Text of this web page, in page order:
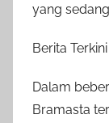
yang
Berita
Dalam
Bramasta